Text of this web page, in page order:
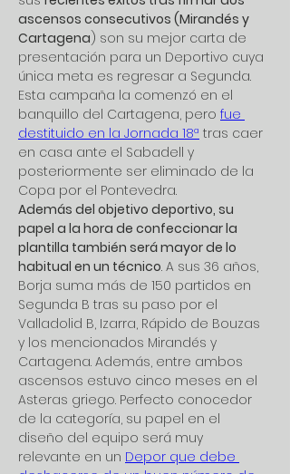
ascensos consecutivos (Mirandés y
Cartagena) son su mejor carta de
presentación para un Deportivo cuya
única meta es regresar a Segunda.
Esta campaña la comenzó en el
banquillo del Cartagena, pero fue
destituido en la Jornada 18ª tras caer
en casa ante el Sabadell y
posteriormente ser eliminado de la
Copa por el Pontevedra.
Además del objetivo deportivo, su
papel a la hora de confeccionar la
plantilla también será mayor de lo
habitual en un técnico. A sus 36 años,
Borja suma más de 150 partidos en
Segunda B tras su paso por el
Valladolid B, Izarra, Rápido de Bouzas
y los mencionados Mirandés y
Cartagena. Además, entre ambos
ascensos estuvo cinco meses en el
Asteras griego. Perfecto conocedor
de la categoría, su papel en el
diseño del equipo será muy
relevante en un Depor que debe